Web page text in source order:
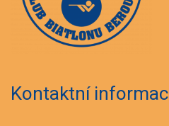
Kontaktní